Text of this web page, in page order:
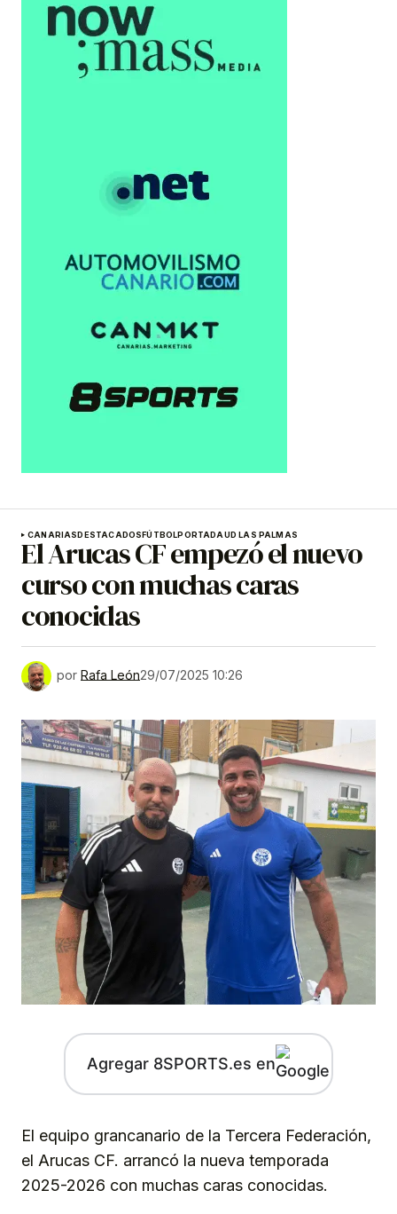
CANARIASDESTACADOSFÚTBOLPORTADAUD LAS PALMAS
El Arucas CF empezó el nuevo
curso con muchas caras
conocidas
por Rafa León29/07/2025 10:26
Agregar 8SPORTS.es en
El equipo grancanario de la Tercera Federación,
el Arucas CF. arrancó la nueva temporada
2025-2026 con muchas caras conocidas.